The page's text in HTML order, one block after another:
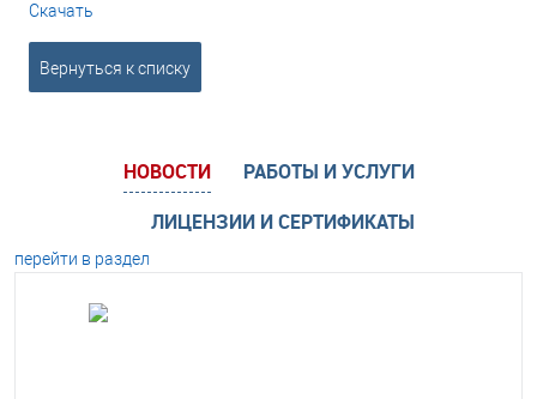
Скачать
Вернуться к списку
НОВОСТИ
РАБОТЫ И УСЛУГИ
ЛИЦЕНЗИИ И СЕРТИФИКАТЫ
перейти в раздел